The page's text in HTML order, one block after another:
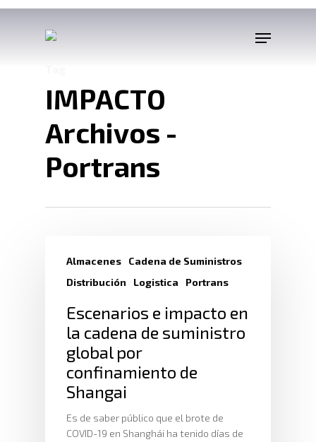
IMPACTO
Archivos -
Portrans
Almacenes
Cadena de Suministros
Distribución
Logistica Portrans
Escenarios e impacto en
la cadena de suministro
global por
confinamiento de
Shangai
Es de saber público que el brote de
COVID-19 en Shanghái ha tenido días de